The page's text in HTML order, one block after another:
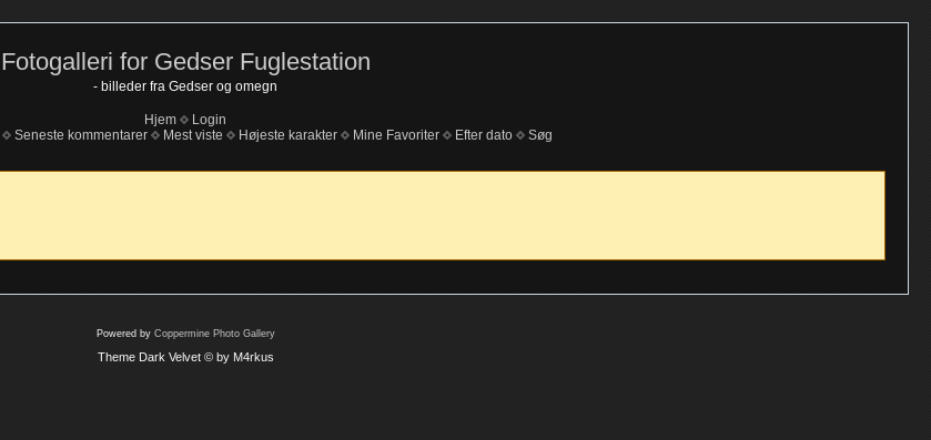
Fotogalleri for Gedser Fuglestation
- billeder fra Gedser og omegn
Hjem
Login
Seneste kommentarer Mest viste Højeste karakter Mine Favoriter Efter dato Søg
Powered by Coppermine Photo Gallery
Theme Dark Velvet © by M4rkus